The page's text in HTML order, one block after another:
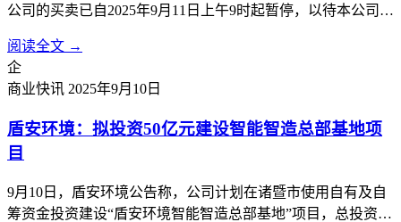
公司的买卖已自2025年9月11日上午9时起暂停，以待本公司根
告。
阅读全文 →
企
商业快讯 2025年9月10日
盾安环境：拟投资50亿元建设智能智造总部基地项
目
9月10日，盾安环境公告称，公司计划在诸暨市使用自有及自
筹资金投资建设“盾安环境智能智造总部基地”项目，总投资额